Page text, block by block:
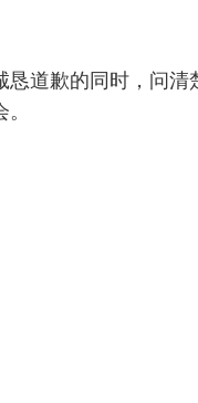
道歉的同时，问清